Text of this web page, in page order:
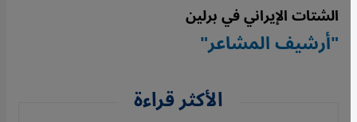
الشتات الإيراني في برلين
"أرشيف المشاعر"
الأكثر قراءة